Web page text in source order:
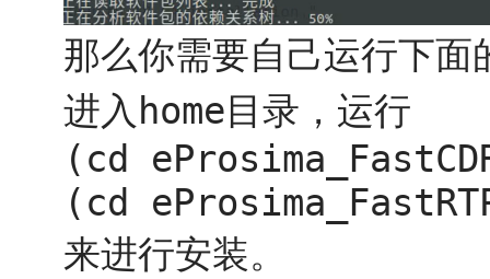
那么你需要自己运行下面
进入 home目录，运行
(cd
(cd
来进行安装。